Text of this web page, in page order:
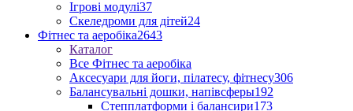
Ігрові модулі37
Скеледроми для дітей24
Фітнес та аеробіка2643
Каталог
Все Фітнес та аеробіка
Аксесуари для йоги, пілатесу, фітнесу306
Балансувальні дошки, напівсферы192
Степплатформи і балансири173